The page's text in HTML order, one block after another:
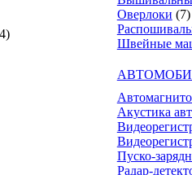
Оверлоки (7)
Швейные
Акустика
Пуско-
Радар-